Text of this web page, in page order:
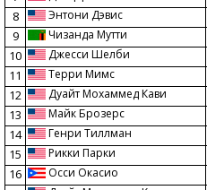
8 Энтони Дэвис
9 Чизанда Мутти
10 Джесси Шелби
11 Терри Мимс
12 Дуайт Мохаммед Кави
13 Майк Брозерс
14 Генри Тиллман
15 Рикки Парки
16 Осси Окасио